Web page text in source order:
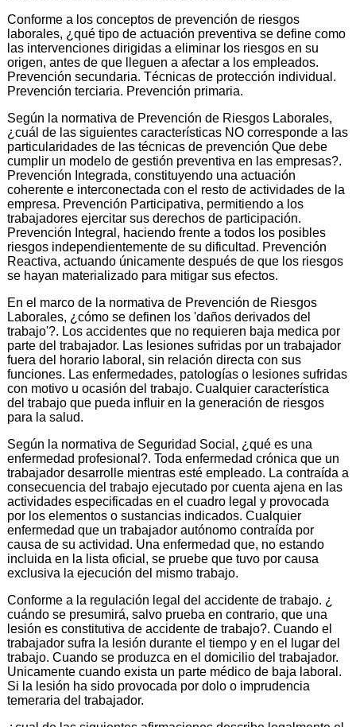
Conforme a los conceptos de prevención de riesgos
laborales, ¿qué tipo de actuación preventiva se define como
las intervenciones dirigidas a eliminar los riesgos en su
origen, antes de que lleguen a afectar a los empleados.
Prevención secundaria. Técnicas de protección individual.
Prevención terciaria. Prevención primaria.
Según la normativa de Prevención de Riesgos Laborales,
¿cuál de las siguientes características NO corresponde a las
particularidades de las técnicas de prevención Que debe
cumplir un modelo de gestión preventiva en las empresas?.
Prevención Integrada, constituyendo una actuación
coherente e interconectada con el resto de actividades de la
empresa. Prevención Participativa, permitiendo a los
trabajadores ejercitar sus derechos de participación.
Prevención Integral, haciendo frente a todos los posibles
riesgos independientemente de su dificultad. Prevención
Reactiva, actuando únicamente después de que los riesgos
se hayan materializado para mitigar sus efectos.
En el marco de la normativa de Prevención de Riesgos
Laborales, ¿cómo se definen los 'daños derivados del
trabajo'?. Los accidentes que no requieren baja medica por
parte del trabajador. Las lesiones sufridas por un trabajador
fuera del horario laboral, sin relación directa con sus
funciones. Las enfermedades, patologías o lesiones sufridas
con motivo u ocasión del trabajo. Cualquier característica
del trabajo que pueda influir en la generación de riesgos
para la salud.
Según la normativa de Seguridad Social, ¿qué es una
enfermedad profesional?. Toda enfermedad crónica que un
trabajador desarrolle mientras esté empleado. La contraída a
consecuencia del trabajo ejecutado por cuenta ajena en las
actividades especificadas en el cuadro legal y provocada
por los elementos o sustancias indicados. Cualquier
enfermedad que un trabajador autónomo contraída por
causa de su actividad. Una enfermedad que, no estando
incluida en la lista oficial, se pruebe que tuvo por causa
exclusiva la ejecución del mismo trabajo.
Conforme a la regulación legal del accidente de trabajo. ¿
cuándo se presumirá, salvo prueba en contrario, que una
lesión es constitutiva de accidente de trabajo?. Cuando el
trabajador sufra la lesión durante el tiempo y en el lugar del
trabajo. Cuando se produzca en el domicilio del trabajador.
Unicamente cuando exista un parte médico de baja laboral.
Si la lesión ha sido provocada por dolo o imprudencia
temeraria del trabajador.